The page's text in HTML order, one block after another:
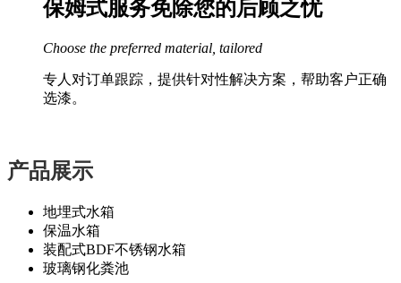
保姆式服务免除您的后顾之忧
Choose the preferred material, tailored
专人对订单跟踪，提供针对性解决方案，帮助客户正确
选漆。
产品展示
地埋式水箱
保温水箱
装配式BDF不锈钢水箱
玻璃钢化粪池